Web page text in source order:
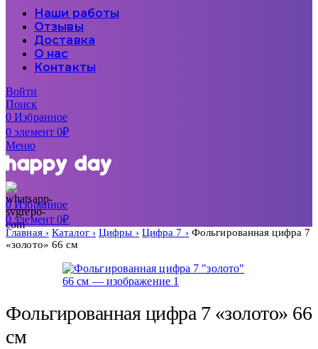
Наши работы
Отзывы
Доставка
О нас
Контакты
Войти
Поиск
0Избранное
0элемент 0₽
Меню
0Избранное
0элемент 0₽
Главная Каталог Цифры Цифра 7
Фольгированная цифра 7
«золото» 66 см
Фольгированная цифра 7 «золото» 66
см